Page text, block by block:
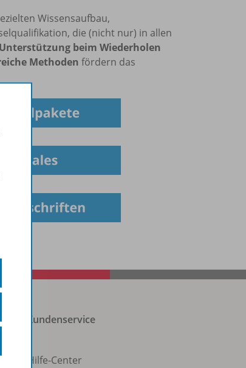
Wissensaufbau,
die (nicht nur) in allen
Unterstützung beim Wiederholen
Methoden fördern das
Kundenservice
Hilfe-Center